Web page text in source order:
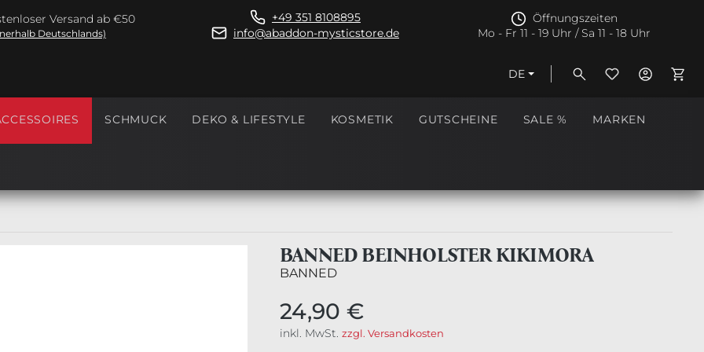
Versand ab €50
Deutschlands)
+49 351 8108895
info@abaddon-mysticstore.de
Öffnungszeiten
Mo - Fr 11 - 19 Uhr / Sa 11 - 18 Uhr
DE
SCHMUCK DEKO & LIFESTYLE KOSMETIK GUTSCHEINE SALE % MARKEN
BANNED BEINHOLSTER KIKIMORA
BANNED
24,90 €
inkl. MwSt. zzgl. Versandkosten